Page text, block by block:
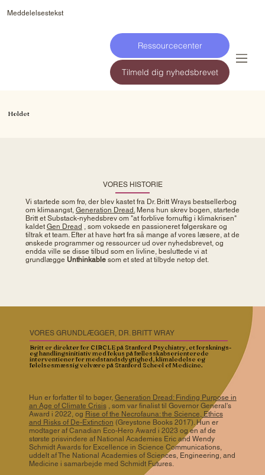
Meddelelsestekst
Ressourcecenter
Tilmeld dig nyhedsbrevet
Holdet
VORES HISTORIE
Vi startede som frø, der blev kastet fra Dr. Britt Wrays bestsellerbog
om klimaangst, Generation Dread.Mens hun skrev bogen, startede
Britt et Substack-nyhedsbrev om "at forblive fornuftig i klimakrisen"
kaldet Gen Dread , som voksede en passioneret følgerskare og
tiltrak et team. Efter at have hørt fra så mange af vores læsere, at de
ønskede programmer og ressourcer ud over nyhedsbrevet, og
endda ville se disse tilbud som en livline, besluttede vi at
grundlægge Unthinkablesom et sted at tilbyde netop det.
VORES GRUNDLÆGGER, DR. BRITT WRAY
Britt er direktør for CIRCLE på Stanford Psychiatry, et forsknings-
og handlingsinitiativ med fokus på fællesskabsorienterede
interventioner for modstandsdygtighed, klimaledelse og
følelsesmæssig velvære på Stanford School of Medicine.
Hun er forfatter til to bøger, Generation Dread: Finding Purpose in
an Age of Climate Crisis, som var finalist til Governor General's
Award i 2022, og Rise of the Necrofauna: the Science, Ethics
and Risks of De-Extinction (Greystone Books 2017). Hun er
modtager af Canadian Eco-Hero Award i 2023 og en af de
største prisvindere af National Academies Eric and Wendy
Schmidt Awards for Excellence in Science Communications,
uddelt af The National Academies of Sciences, Engineering, and
Medicine i samarbejde med Schmidt Futures.